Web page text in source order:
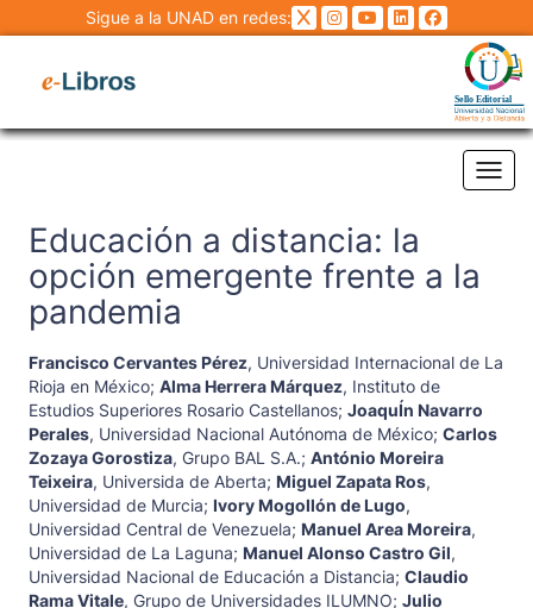
Sigue a la UNAD en redes:
Educación a distancia: la
opción emergente frente a la
pandemia
Francisco Cervantes Pérez, Universidad Internacional de La
Rioja en México; Alma Herrera Márquez, Instituto de
Estudios Superiores Rosario Castellanos; JoaquÍn Navarro
Perales, Universidad Nacional Autónoma de México; Carlos
Zozaya Gorostiza, Grupo BAL S.A.; António Moreira
Teixeira, Universida de Aberta; Miguel Zapata Ros,
Universidad de Murcia; Ivory Mogollón de Lugo,
Universidad Central de Venezuela; Manuel Area Moreira,
Universidad de La Laguna; Manuel Alonso Castro Gil,
Universidad Nacional de Educación a Distancia; Claudio
Rama Vitale, Grupo de Universidades ILUMNO; Julio